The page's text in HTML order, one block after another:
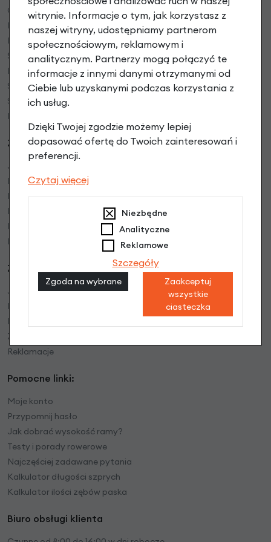
O firmie
Regulamin sklepu
Polityka prywatności
Serwis rowerowy
Mapa dojazdu
Serwis rowerów elektrycznych
Serwisy Partnerskie w Polsce
Blog bike
Zakupy:
Jak kupować
Formy płatności
Faktury VAT
Rower w firmie bez VAT
Instrukcje video
Bony prezentowe
Zamówienia:
Jak pakujemy ?
Realizacje zamówień
Koszty wysyłki
Zwroty towaru
Reklamacje
Pomocne linki:
Moje konto
Przypomnij hasło
Jak dobrać wysokość ramy?
Testy i porady rowerowe
Najczęściej zadawane pytania
Kalkulator długości szprych
Kalkulator ilości zębów paska
Biuro obsługi klienta
witrynie. Informacje o tym, jak korzystasz z
naszej witryny, udostępniamy partnerom
społecznościowym, reklamowym i
analitycznym. Partnerzy mogą połączyć te
informacje z innymi danymi otrzymanymi od
Ciebie lub uzyskanymi podczas korzystania z
ich usług.
Dzięki Twojej zgodzie możemy lepiej
dopasować ofertę do Twoich zainteresowań i
preferencji.
Czytaj więcej
Niezbędne
Analityczne
Reklamowe
Szczegóły
Zgoda na wybrane
Zaakceptuj
wszystkie
ciasteczka